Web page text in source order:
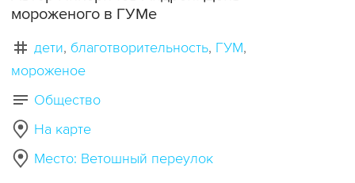
мороженого в ГУМе
дети благотворительность ГУМ
мороженое
Общество
На карте
Место: Ветошный переулок